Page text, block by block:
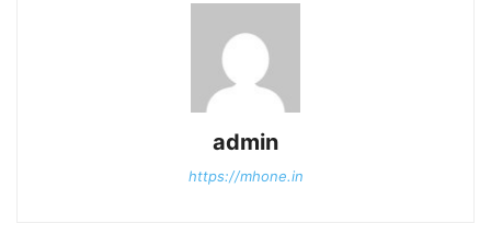
admin
https://mhone.in